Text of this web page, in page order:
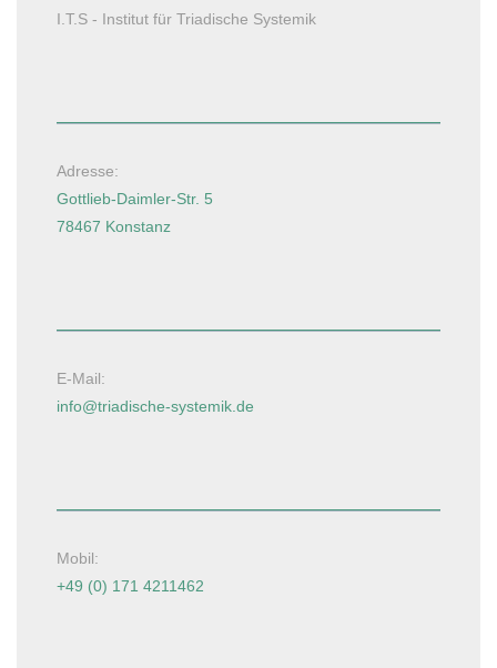
I.T.S - Institut für Triadische Systemik
Adresse:
Gottlieb-Daimler-Str. 5
78467 Konstanz
E-Mail:
info@triadische-systemik.de
Mobil:
+49 (0) 171 4211462